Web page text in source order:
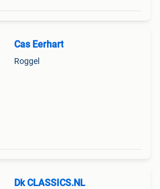
Cas Eerhart
Roggel
Dk CLASSICS.NL